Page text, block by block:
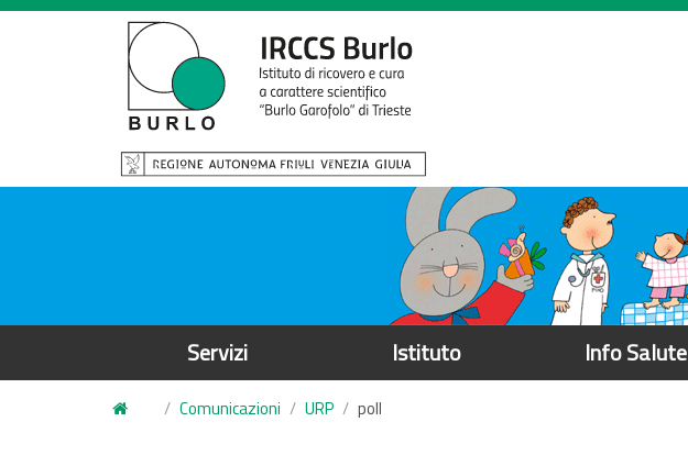
S
l
Servizi Istituto Info Salute
Comunicazioni URP poll